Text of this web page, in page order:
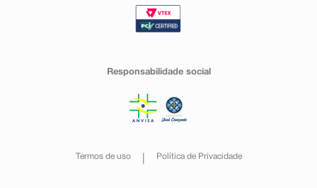
Responsabilidade social
Termos de uso Política de Privacidade